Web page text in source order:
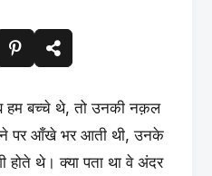
हम बच्चे थे, तो उनकी नक़ल
पर आँखे भर आती थी, उनके
थे। क्या पता था वे अंदर